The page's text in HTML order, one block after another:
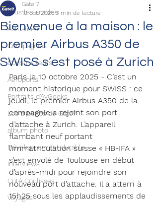
Tous les articles
Actualités
Compagnies
Constructeurs
Aéroports
Portraits d'AvGeeks
Les tribunes de Gate7
album photo
Développement durable
Interviews
Coté Coulisses
Voyages
Bienvenue à la maison : le
premier Airbus A350 de
SWISS s’est posé à Zurich
Gate 7
10 oct. 2025 3 min de lecture
Paris le 10 octobre 2025 - C’est un
moment historique pour SWISS : ce
jeudi, le premier Airbus A350 de la
compagnie a rejoint son port
d’attache à Zurich. L’appareil
flambant neuf portant
l’immatriculation suisse « HB-IFA »
s’est envolé de Toulouse en début
d’après-midi pour rejoindre son
nouveau port d’attache. Il a atterri à
15h25 sous les applaudissements de